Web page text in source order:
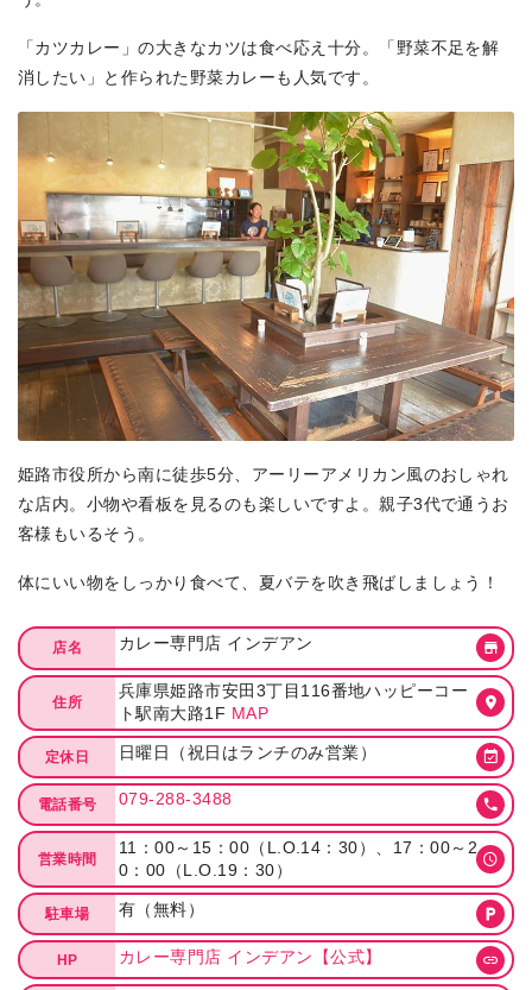
「カツカレー」の大きなカツは食べ応え十分。「野菜不足を解
消したい」と作られた野菜カレーも人気です。
姫路市役所から南に徒歩5分、アーリーアメリカン風のおしゃれ
な店内。小物や看板を見るのも楽しいですよ。親子3代で通うお
客様もいるそう。
体にいい物をしっかり食べて、夏バテを吹き飛ばしましょう！
店名 カレー専門店 インデアン
住所
兵庫県姫路市安田3丁目116番地ハッピーコー
ト駅南大路1F MAP
定休日 日曜日（祝日はランチのみ営業）
電話番号 079-288-3488
営業時間
11：00～15：00（L.O.14：30）、17：00～2
0：00（L.O.19：30）
駐車場 有（無料）
HP カレー専門店 インデアン【公式】